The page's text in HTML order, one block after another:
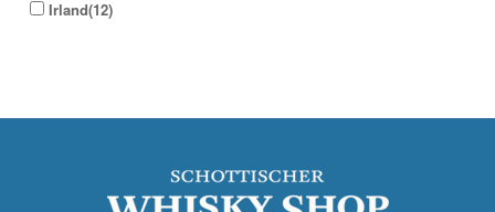
Irland(12)